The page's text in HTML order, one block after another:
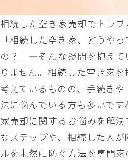
相続した空き家売却でトラ
「相続した空き家、どうや
の？」—そんな疑問を抱えて
りません。相続した空き家
考えているものの、手続き
法に悩んでいる方も多いです
家売却に関するお悩みを解
なステップや、相続した人
ルを未然に防ぐ方法を専門